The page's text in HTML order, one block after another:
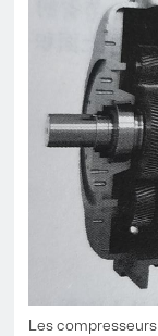
Les compresseurs